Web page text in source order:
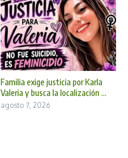
Familia exige justicia por Karla
Valeria y busca la localización ...
agosto 7, 2026